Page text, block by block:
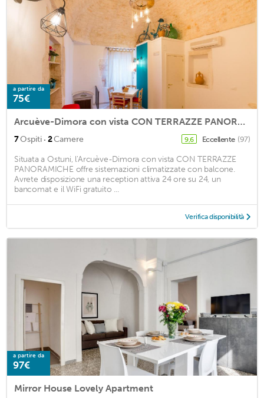
a partire da
75€
Arcuève-Dimora con vista CON TERRAZZE PANORAMICHE
7Ospiti · 2Camere 9,6 Eccellente (97)
Situata a Ostuni, l'Arcuève-Dimora con vista CON TERRAZZE
PANORAMICHE offre sistemazioni climatizzate con balcone.
Avrete disposizione una reception attiva 24 ore su 24, un
bancomat e il WiFi gratuito ...
Verifica disponibilità
a partire da
97€
Mirror House Lovely Apartment